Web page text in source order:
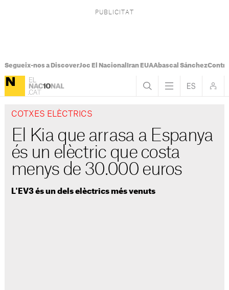
Segueix-nos a DiscoverJoc El Nacional Iran EUAAbascal Sánchez
COTXES ELÈCTRICS
El Kia que arrasa a Espanya
és un elèctric que costa
menys de 30.000 euros
L'EV3 és un dels elèctrics més venuts